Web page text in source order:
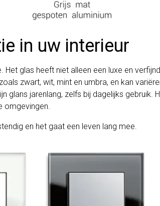
in uw interieur
glas heeft niet alleen een luxe en
zwart, wit, mint en umbra, en kan
glans jarenlang, zelfs bij dagelijks gebruik.
en het gaat een leven lang mee.